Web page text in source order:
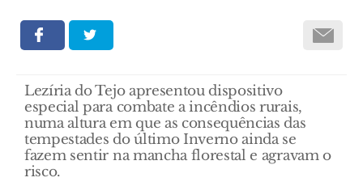
Lezíria do Tejo apresentou dispositivo
especial para combate a incêndios rurais,
numa altura em que as consequências das
tempestades do último Inverno ainda se
fazem sentir na mancha florestal e agravam o
risco.